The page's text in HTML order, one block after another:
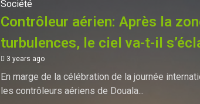
Société
Contrôleur aérien: Après la
turbulences, le ciel va-t-il
3 years ago
En marge de la célébration de la journée
les contrôleurs aériens de Douala...